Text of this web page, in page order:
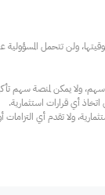
ولا تقدم أي التزامات